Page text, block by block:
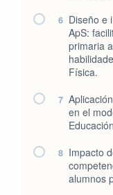
6 Diseño e
ApS:
primaria
Física.
7
en el
8 Impacto
alumnos